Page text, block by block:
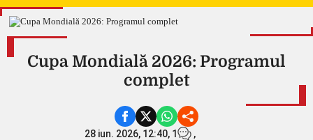
Cupa Mondială 2026: Programul
complet
28 iun. 2026, 12:40, 1
,